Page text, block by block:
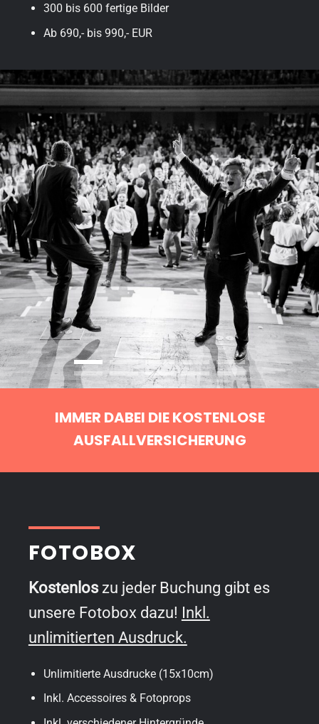
300 bis 600 fertige Bilder
Ab 690,- bis 990,- EUR
IMMER DABEI DIE KOSTENLOSE
AUSFALLVERSICHERUNG
FOTOBOX
Kostenloszu jeder Buchung gibt es
unsere Fotobox dazu! Inkl.
unlimitierten Ausdruck.
Unlimitierte Ausdrucke (15x10cm)
Inkl. Accessoires & Fotoprops